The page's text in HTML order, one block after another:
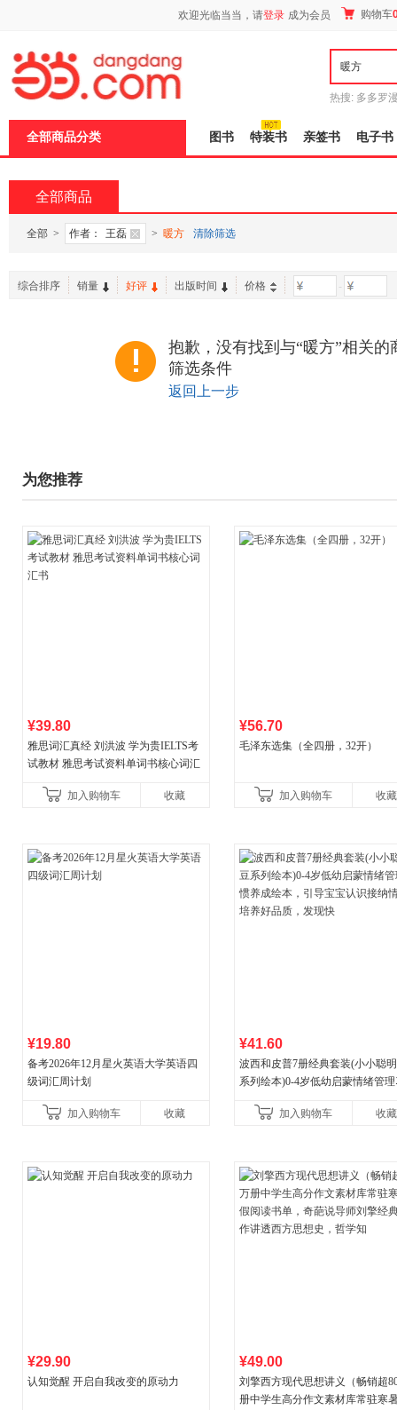
欢迎光临当当，请登录 成为会员 购物车
热搜: 多多罗
全部商品分类 图书 特装书 亲签书 电子书
全部商品
全部 > 作者： 王磊 > 暖方 清除筛选
综合排序 销量 好评 出版时间 价格 -
抱歉，没有找到与“暖方”相关
筛选条件
返回上一步
为您推荐
¥39.80
雅思词汇真经 刘洪波 学为贵IELTS考
试教材 雅思考试资料单词书核心词汇
加入购物车
收藏
¥56.70
毛泽东选集（全四册，32开）
加入购物车 收藏
¥19.80
备考2026年12月星火英语大学英语四
级词汇周计划
加入购物车 收藏
¥41.60
波西和皮普7册经典套装(小小聪
系列绘本)0-4岁低幼启蒙情绪管
养好品质，发现快
加入购物车 收藏
¥29.90
认知觉醒 开启自我改变的原动力
¥49.00
刘擎西方现代思想讲义（畅销超
册中学生高分作文素材库常驻寒
页
加